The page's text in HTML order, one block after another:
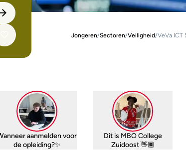
Jongeren/Sectoren/Veiligheid/VeVa ICT
aanmelden voor
de opleiding?✨
Dit is MBO College
Zuidoost 👋🏾